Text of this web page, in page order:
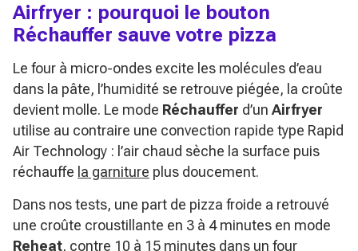
Airfryer : pourquoi le bouton
Réchauffer sauve votre pizza
Le four à micro-ondes excite les molécules d’eau
dans la pâte, l’humidité se retrouve piégée, la croûte
devient molle. Le mode Réchauffer d’un Airfryer
utilise au contraire une convection rapide type Rapid
Air Technology : l’air chaud sèche la surface puis
réchauffe la garniture plus doucement.
Dans nos tests, une part de pizza froide a retrouvé
une croûte croustillante en 3 à 4 minutes en mode
Reheat, contre 10 à 15 minutes dans un four